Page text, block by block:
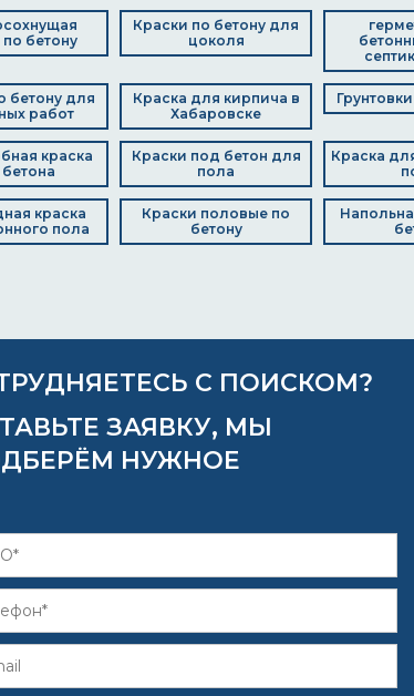
по бетону
Краски по бетону для
цоколя
бетону для
работ
Краска для кирпича в
Хабаровске
краска
Краски под бетон для
пола
Краска
краска
пола
Краски половые по
бетону
С ПОИСКОМ?
ЗАЯВКУ, МЫ
НУЖНОЕ